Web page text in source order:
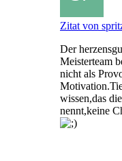
Zitat von
Der
Meisterteam
nicht als
wissen,das
nennt,keine